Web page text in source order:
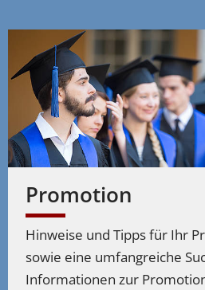
Promotion
Hinweise und Tipps für Ihr
sowie eine umfangreiche
Informationen zur